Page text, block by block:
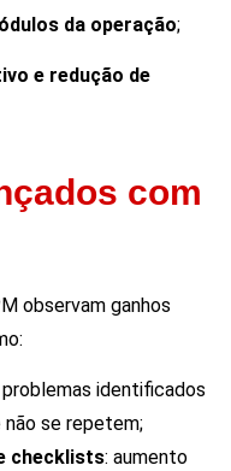
da operação;
e redução de
com
observam ganhos
problemas identificados
não se repetem;
checklists: aumento